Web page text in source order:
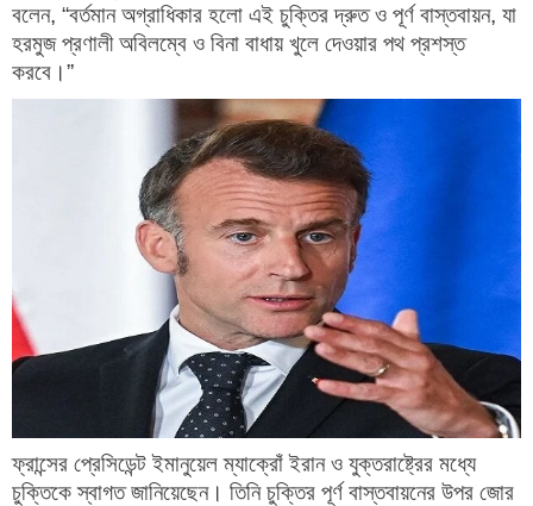
বলেন, “বর্তমান অগ্রাধিকার হলো এই চুক্তির দ্রুত ও পূর্ণ বাস্তবায়ন, যা
হরমুজ প্রণালী অবিলম্বে ও বিনা বাধায় খুলে দেওয়ার পথ প্রশস্ত
করবে।”
ফ্রান্সের প্রেসিডেন্ট ইমানুয়েল ম্যাক্রোঁ ইরান ও যুক্তরাষ্ট্রের মধ্যে
চুক্তিকে স্বাগত জানিয়েছেন। তিনি চুক্তির পূর্ণ বাস্তবায়নের উপর জোর